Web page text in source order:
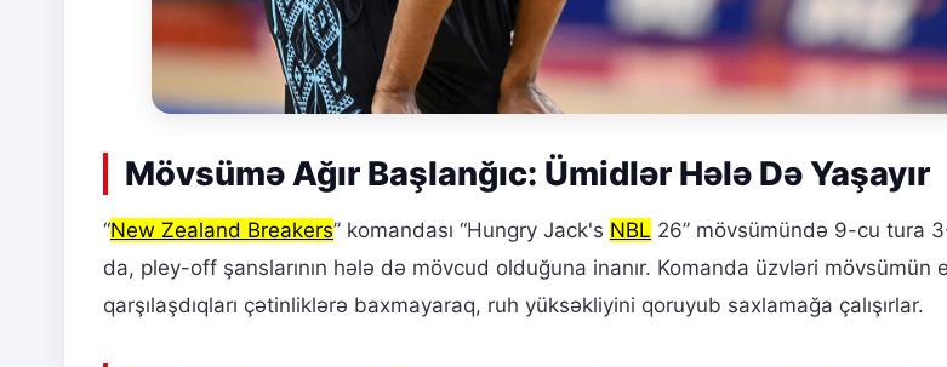
Mövsümə Ağır Başlanğıc: Ümidlər Hələ Də Yaşayır
“New Zealand Breakers” komandası “Hungry Jack's NBL 26” mövsümündə 9-cu tura
da, pley-off şanslarının hələ də mövcud olduğuna inanır. Komanda üzvləri mövsümün
qarşılaşdıqları çətinliklərə baxmayaraq, ruh yüksəkliyini qoruyub saxlamağa çalışırlar.